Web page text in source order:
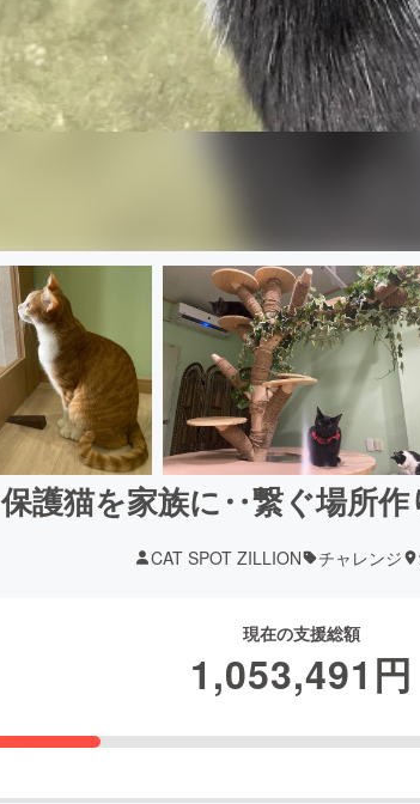
保護猫を家族に‥繋ぐ場所作
CAT SPOT ZILLION チャレンジ
現在の支援総額
1,053,491 円